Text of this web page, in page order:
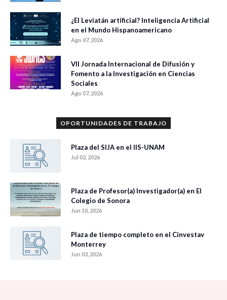
¿El Leviatán artificial? Inteligencia Artificial
en el Mundo Hispanoamericano
Ago 07, 2026
VII Jornada Internacional de Difusión y
Fomento a la Investigación en Ciencias
Sociales
Ago 07, 2026
OPORTUNIDADES DE TRABAJO
Plaza del SIJA en el IIS-UNAM
Jul 02, 2026
Plaza de Profesor(a) Investigador(a) en El
Colegio de Sonora
Jun 10, 2026
Plaza de tiempo completo en el Cinvestav
Monterrey
Jun 03, 2026